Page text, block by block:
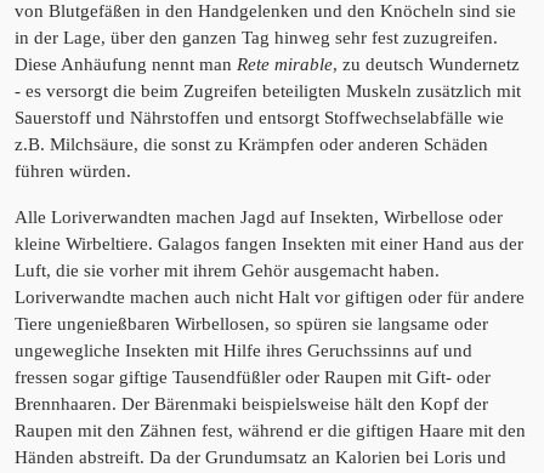
von Blutgefäßen in den Handgelenken und den Knöcheln sind sie
in der Lage, über den ganzen Tag hinweg sehr fest zuzugreifen.
Diese Anhäufung nennt man Rete mirable, zu deutsch Wundernetz
- es versorgt die beim Zugreifen beteiligten Muskeln zusätzlich mit
Sauerstoff und Nährstoffen und entsorgt Stoffwechselabfälle wie
z.B. Milchsäure, die sonst zu Krämpfen oder anderen Schäden
führen würden.
Alle Loriverwandten machen Jagd auf Insekten, Wirbellose oder
kleine Wirbeltiere. Galagos fangen Insekten mit einer Hand aus der
Luft, die sie vorher mit ihrem Gehör ausgemacht haben.
Loriverwandte machen auch nicht Halt vor giftigen oder für andere
Tiere ungenießbaren Wirbellosen, so spüren sie langsame oder
ungewegliche Insekten mit Hilfe ihres Geruchssinns auf und
fressen sogar giftige Tausendfüßler oder Raupen mit Gift- oder
Brennhaaren. Der Bärenmaki beispielsweise hält den Kopf der
Raupen mit den Zähnen fest, während er die giftigen Haare mit den
Händen abstreift. Da der Grundumsatz an Kalorien bei Loris und